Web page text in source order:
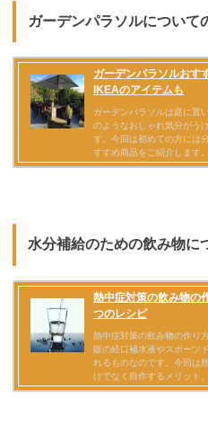
ガーデンパラソルについて
水分補給のための飲み物に